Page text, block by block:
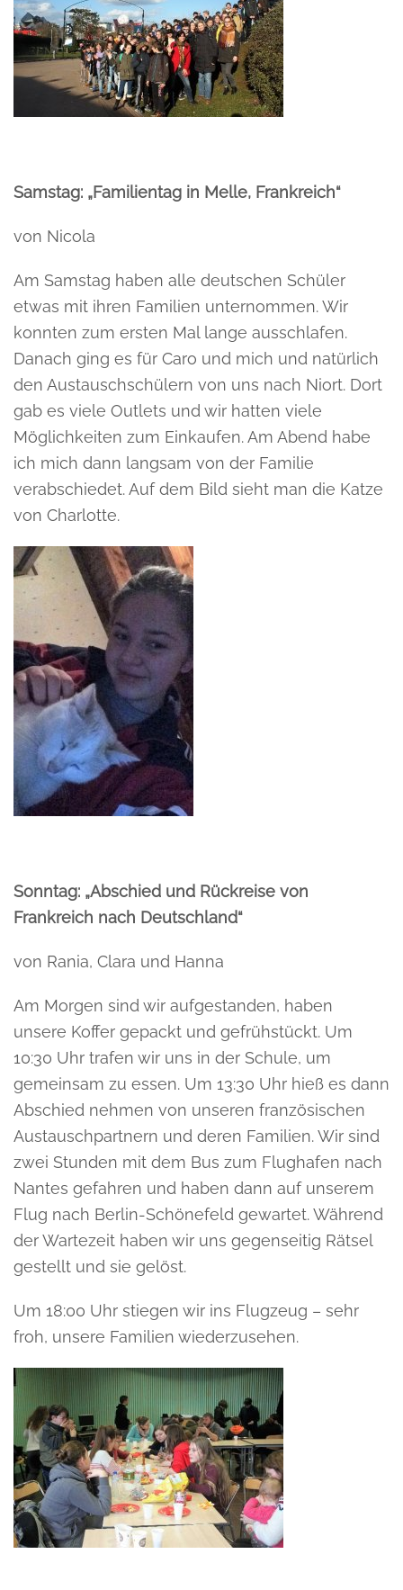
Samstag: „Familientag in Melle, Frankreich“
von Nicola
Am Samstag haben alle deutschen Schüler
etwas mit ihren Familien unternommen. Wir
konnten zum ersten Mal lange ausschlafen.
Danach ging es für Caro und mich und natürlich
den Austauschschülern von uns nach Niort. Dort
gab es viele Outlets und wir hatten viele
Möglichkeiten zum Einkaufen. Am Abend habe
ich mich dann langsam von der Familie
verabschiedet. Auf dem Bild sieht man die Katze
von Charlotte.
Sonntag: „Abschied und Rückreise von
Frankreich nach Deutschland“
von Rania, Clara und Hanna
Am Morgen sind wir aufgestanden, haben
unsere Koffer gepackt und gefrühstückt. Um
10:30 Uhr trafen wir uns in der Schule, um
gemeinsam zu essen. Um 13:30 Uhr hieß es dann
Abschied nehmen von unseren französischen
Austauschpartnern und deren Familien. Wir sind
zwei Stunden mit dem Bus zum Flughafen nach
Nantes gefahren und haben dann auf unserem
Flug nach Berlin-Schönefeld gewartet. Während
der Wartezeit haben wir uns gegenseitig Rätsel
gestellt und sie gelöst.
Um 18:00 Uhr stiegen wir ins Flugzeug – sehr
froh, unsere Familien wiederzusehen.